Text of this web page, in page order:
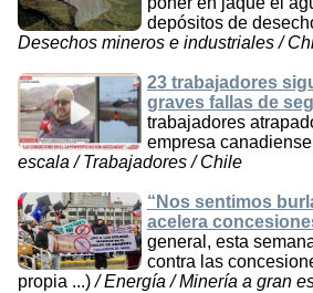
depósitos de
Desechos mineros e industriales /
23 trabajadores
graves fallas de
trabajadores
empresa
escala / Trabajadores / Chile
“Nos sentimos
acelera
general, esta
contra las
propia ...)/ Energía / Minería a gran